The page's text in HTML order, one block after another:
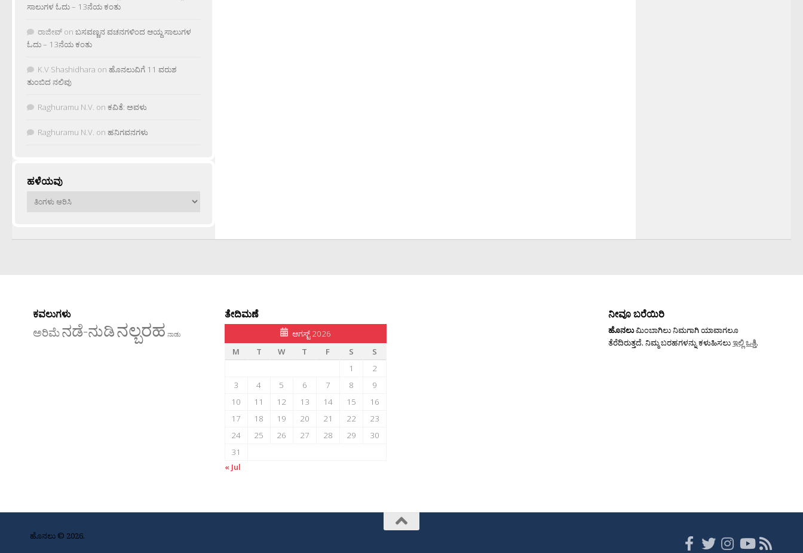
ಸಾಲುಗಳ ಓದು – 13ನೆಯ ಕಂತು
ರಾಜೀವ್ on ಬಸವಣ್ಣನ ವಚನಗಳಿಂದ ಆಯ್ದ ಸಾಲುಗಳ
ಓದು – 13ನೆಯ ಕಂತು
K.V Shashidhara on ಹೊನಲುವಿಗೆ 11 ವರುಶ
ತುಂಬಿದ ನಲಿವು
Raghuramu N.V. on ಕವಿತೆ: ಅವಳು
Raghuramu N.V. on ಹನಿಗವನಗಳು
ಹಳೆಯವು
ಹಳೆಯವು
ಕವಲುಗಳು
ಅರಿಮೆನಡೆ-ನುಡಿನಲ್ಬರಹ ನಾಡು
ತೇದಿಮಣೆ
ಆಗಸ್ಟ್ 2026
M
T W T F S
S
1
2
3
4 5 6 7 8
9
10
11 12 13 14 15
16
17
18 19 20 21 22
23
24
25 26 27 28 29
30
31
« Jul
ನೀವೂ ಬರೆಯಿರಿ
ಹೊನಲುಮಿಂಬಾಗಿಲು ನಿಮಗಾಗಿ ಯಾವಾಗಲೂ
ತೆರೆದಿರುತ್ತದೆ. ನಿಮ್ಮ ಬರಹಗಳನ್ನು ಕಳುಹಿಸಲುಇಲ್ಲಿ ಒತ್ತಿ.
ಹೊನಲು © 2026.